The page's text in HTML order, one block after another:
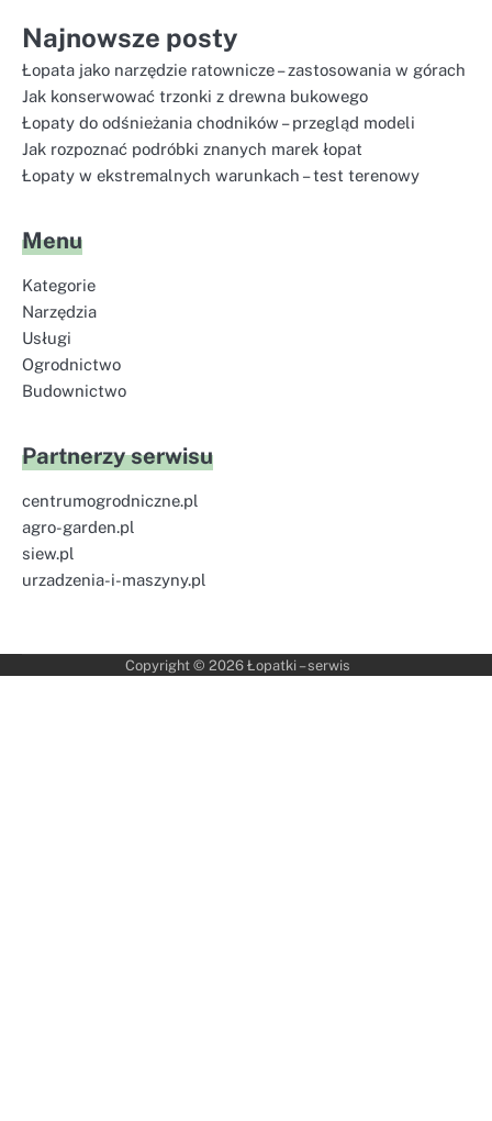
Najnowsze posty
Łopata jako narzędzie ratownicze – zastosowania w górach
Jak konserwować trzonki z drewna bukowego
Łopaty do odśnieżania chodników – przegląd modeli
Jak rozpoznać podróbki znanych marek łopat
Łopaty w ekstremalnych warunkach – test terenowy
Menu
Kategorie
Narzędzia
Usługi
Ogrodnictwo
Budownictwo
Partnerzy serwisu
centrumogrodniczne.pl
agro-garden.pl
siew.pl
urzadzenia-i-maszyny.pl
Copyright © 2026 Łopatki – serwis